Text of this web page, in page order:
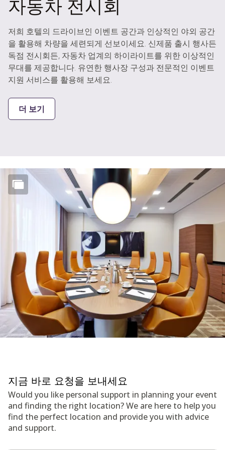
자동차 전시회
저희 호텔의 드라이브인 이벤트 공간과 인상적인 야외 공간
을 활용해 차량을 세련되게 선보이세요. 신제품 출시 행사든
독점 전시회든, 자동차 업계의 하이라이트를 위한 이상적인
무대를 제공합니다. 유연한 행사장 구성과 전문적인 이벤트
지원 서비스를 활용해 보세요.
더 보기
지금 바로 요청을 보내세요
Would you like personal support in planning your event
and finding the right location? We are here to help you
find the perfect location and provide you with advice
and support.
문의 양식 필드